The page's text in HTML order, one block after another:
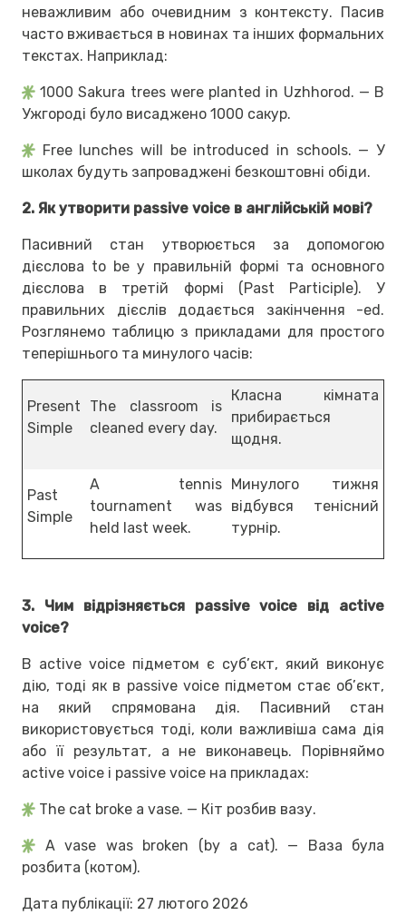
неважливим або очевидним з контексту. Пасив
часто вживається в новинах та інших формальних
текстах. Наприклад:
1000 Sakura trees were planted in Uzhhorod. — В
Ужгороді було висаджено 1000 сакур.
Free lunches will be introduced in schools. — У
школах будуть запроваджені безкоштовні обіди.
2. Як утворити passive voice в англійській мові?
Пасивний стан утворюється за допомогою
дієслова to be у правильній формі та основного
дієслова в третій формі (Past Participle). У
правильних дієслів додається закінчення -ed.
Розглянемо таблицю з прикладами для простого
теперішнього та минулого часів:
Present
Simple
The classroom is
cleaned every day.
Класна кімната
прибирається
щодня.
Past
Simple
A tennis
tournament was
held last week.
Минулого тижня
відбувся тенісний
турнір.
3. Чим відрізняється passive voice від active
voice?
В active voice підметом є суб’єкт, який виконує
дію, тоді як в passive voice підметом стає об’єкт,
на який спрямована дія. Пасивний стан
використовується тоді, коли важливіша сама дія
або її результат, а не виконавець. Порівняймо
active voice і passive voice на прикладах:
The cat broke a vase. — Кіт розбив вазу.
A vase was broken (by a cat). — Ваза була
розбита (котом).
Дата публікації: 27 лютого 2026